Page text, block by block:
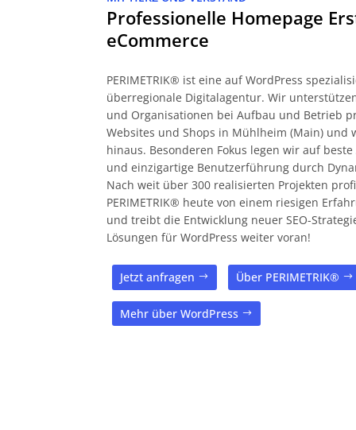
Professionelle Homepage
eCommerce
PERIMETRIK® ist eine auf WordPress
überregionale Digitalagentur. Wir
und Organisationen bei Aufbau und Betrieb
Websites und Shops in Mühlheim (Main) und
hinaus. Besonderen Fokus legen wir auf
und einzigartige Benutzerführung durch
Nach weit über 300 realisierten Projekten
PERIMETRIK® heute von einem riesigen
und treibt die Entwicklung neuer SEO-
Lösungen für WordPress weiter voran!
Jetzt anfragen Über PERIMETRIK®
Mehr über WordPress